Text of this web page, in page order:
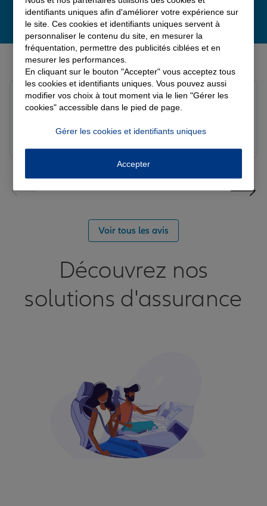
Derniers avis de nos agences Allianz
Note de 5 sur 5
Très bonne agence. Notre conseillère Laura est
Fanny B.
Voir tous les avis
Découvrez nos
solutions d'assurance
identifiants uniques afin d'améliorer votre expérience sur
le site. Ces cookies et identifiants uniques servent à
personnaliser le contenu du site, en mesurer la
fréquentation, permettre des publicités ciblées et en
mesurer les performances.
En cliquant sur le bouton "Accepter" vous acceptez tous
les cookies et identifiants uniques. Vous pouvez aussi
modifier vos choix à tout moment via le lien "Gérer les
cookies" accessible dans le pied de page.
Gérer les cookies et identifiants uniques
Accepter